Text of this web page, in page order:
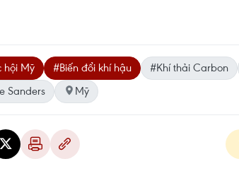
hội Mỹ #Biến đổi khí hậu #Khí thải Carbon
Sanders
Mỹ